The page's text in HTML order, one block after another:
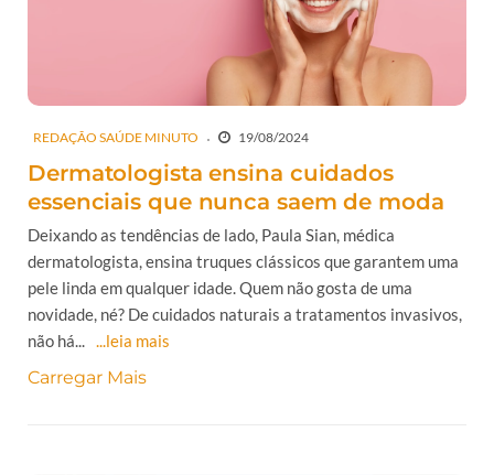
REDAÇÃO SAÚDE MINUTO 19/08/2024
Dermatologista ensina cuidados
essenciais que nunca saem de moda
Deixando as tendências de lado, Paula Sian, médica
dermatologista, ensina truques clássicos que garantem uma
pele linda em qualquer idade. Quem não gosta de uma
novidade, né? De cuidados naturais a tratamentos invasivos,
não há...
...leia mais
Carregar Mais